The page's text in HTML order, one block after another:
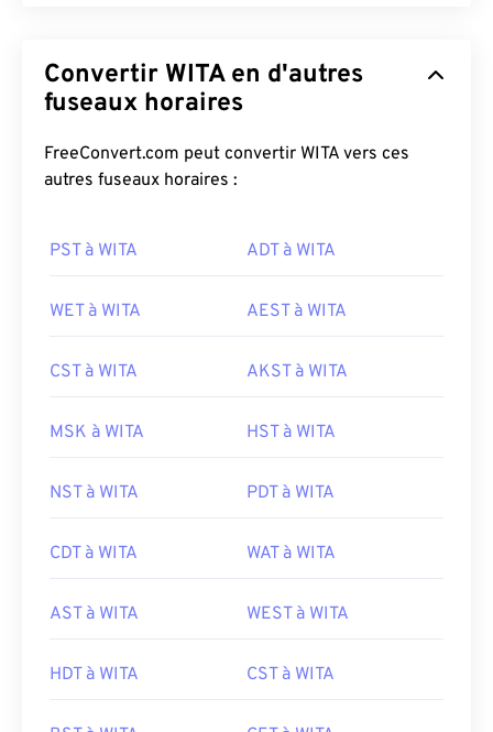
Convertir WITA en d'autres
fuseaux horaires
FreeConvert.com peut convertir WITA vers ces
autres fuseaux horaires :
PST à WITA ADT à WITA
WET à WITA AEST à WITA
CST à WITA AKST à WITA
MSK à WITA HST à WITA
NST à WITA PDT à WITA
CDT à WITA WAT à WITA
AST à WITA WEST à WITA
HDT à WITA CST à WITA